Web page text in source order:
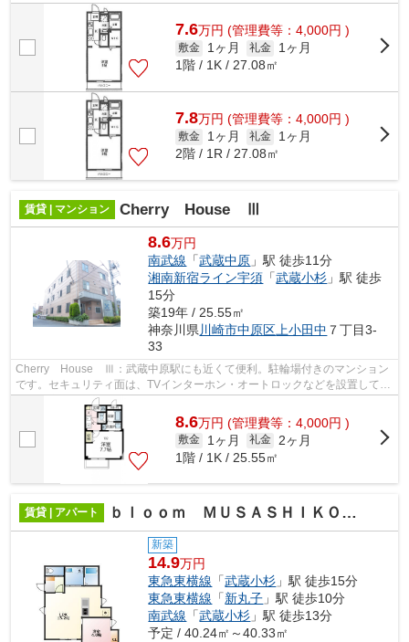
え付けられているので、衣類や日用品...
7.6万円 (管理費等：4,000円 )
敷金 1ヶ月 礼金
1ヶ月
1階 / 1K / 27.08㎡
7.8万円 (管理費等：4,000円 )
敷金 1ヶ月 礼金
1ヶ月
2階 / 1R / 27.08㎡
賃貸 | マンション Cherry House Ⅲ
8.6万円
南武線 「武蔵中原 」駅 徒歩11分
湘南新宿ライン宇須 「武蔵小杉 」駅 徒歩
15分
築19年 / 25.55㎡
神奈川県川崎市中原区上小田中 ７丁目3-
33
Cherry House Ⅲ：武蔵中原駅にも近くて便利。駐輪場付きのマンション
です。セキュリティ面は、TVインターホン・オートロックなどを設置してい
るので安全面でも優れております。駅ま...
8.6万円 (管理費等：4,000円 )
敷金 1ヶ月 礼金
2ヶ月
1階 / 1K / 25.55㎡
賃貸 | アパート ｂｌｏｏｍ ＭＵＳＡＳＨＩＫＯＳＵＧＩ
新築
14.9万円
東急東横線 「武蔵小杉 」駅 徒歩15分
東急東横線 「新丸子 」駅 徒歩10分
南武線 「武蔵小杉 」駅 徒歩13分
予定 / 40.24㎡～40.33㎡